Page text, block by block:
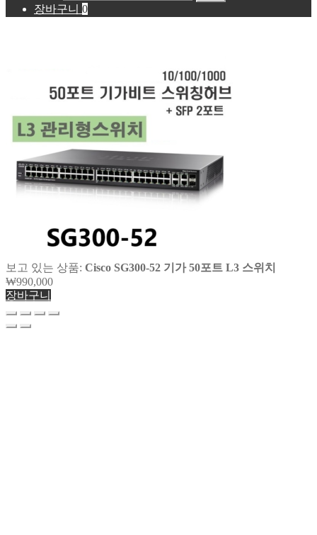
장바구니 0
보고 있는 상품: Cisco SG300-52 기가 50포트 L3 스위치
₩990,000
장바구니